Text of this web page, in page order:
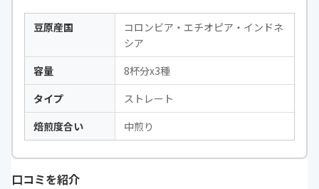
豆原産国
コロンビア・エチオピア・インドネ
シア
容量
8杯分x3種
タイプ
ストレート
焙煎度合い
中煎り
口コミを紹介